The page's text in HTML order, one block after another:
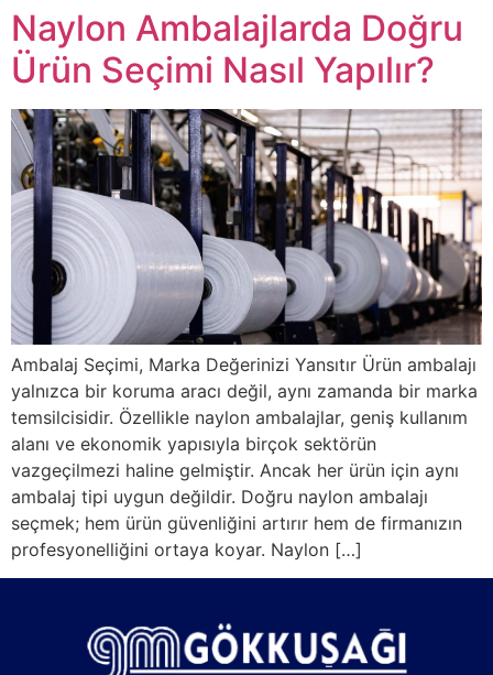
Naylon Ambalajlarda Doğru
Ürün Seçimi Nasıl Yapılır?
Ambalaj Seçimi, Marka Değerinizi Yansıtır Ürün ambalajı
yalnızca bir koruma aracı değil, aynı zamanda bir marka
temsilcisidir. Özellikle naylon ambalajlar, geniş kullanım
alanı ve ekonomik yapısıyla birçok sektörün
vazgeçilmezi haline gelmiştir. Ancak her ürün için aynı
ambalaj tipi uygun değildir. Doğru naylon ambalajı
seçmek; hem ürün güvenliğini artırır hem de firmanızın
profesyonelliğini ortaya koyar. Naylon […]